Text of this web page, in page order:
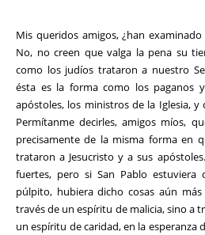
Mis queridos amigos, ¿han
No, no creen que valga la pena su
como los judíos trataron a nuestro
ésta es la forma como los paganos
apóstoles, los ministros de la Iglesia,
Permítanme decirles, amigos míos,
precisamente de la misma forma en
trataron a Jesucristo y a sus
fuertes, pero si San Pablo
púlpito, hubiera dicho cosas aún
través de un espíritu de malicia, sino a
un espíritu de caridad, en la esperanza